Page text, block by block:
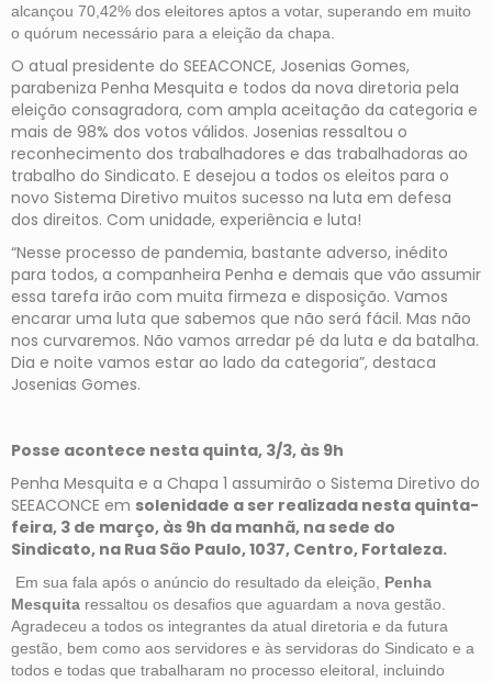
alcançou 70,42% dos eleitores aptos a votar, superando em muito
o quórum necessário para a eleição da chapa.
O atual presidente do SEEACONCE, Josenias Gomes,
parabeniza Penha Mesquita e todos da nova diretoria pela
eleição consagradora, com ampla aceitação da categoria e
mais de 98% dos votos válidos. Josenias ressaltou o
reconhecimento dos trabalhadores e das trabalhadoras ao
trabalho do Sindicato. E desejou a todos os eleitos para o
novo Sistema Diretivo muitos sucesso na luta em defesa
dos direitos. Com unidade, experiência e luta!
“Nesse processo de pandemia, bastante adverso, inédito
para todos, a companheira Penha e demais que vão assumir
essa tarefa irão com muita firmeza e disposição. Vamos
encarar uma luta que sabemos que não será fácil. Mas não
nos curvaremos. Não vamos arredar pé da luta e da batalha.
Dia e noite vamos estar ao lado da categoria”, destaca
Josenias Gomes.
Posse acontece nesta quinta, 3/3, às 9h
Penha Mesquita e a Chapa 1 assumirão o Sistema Diretivo do
SEEACONCE em solenidade a ser realizada nesta quinta-
feira, 3 de março, às 9h da manhã, na sede do
Sindicato, na Rua São Paulo, 1037, Centro, Fortaleza.
Em sua fala após o anúncio do resultado da eleição, Penha
Mesquita ressaltou os desafios que aguardam a nova gestão.
Agradeceu a todos os integrantes da atual diretoria e da futura
gestão, bem como aos servidores e às servidoras do Sindicato e a
todos e todas que trabalharam no processo eleitoral, incluindo